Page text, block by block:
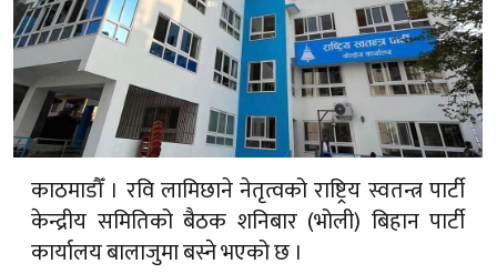
काठमाडौँ । रवि लामिछाने नेतृत्वको राष्ट्रिय स्वतन्त्र पार्टी
केन्द्रीय समितिको बैठक शनिबार (भोली) बिहान पार्टी
कार्यालय बालाजुमा बस्ने भएको छ ।